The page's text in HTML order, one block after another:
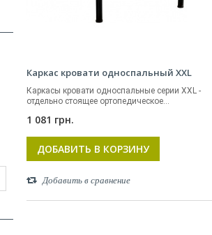
Каркас кровати односпальный XXL
Каркасы кровати односпальные серии XXL -
отдельно стоящее ортопедическое...
1 081 грн.
ДОБАВИТЬ В КОРЗИНУ
Добавить в сравнение